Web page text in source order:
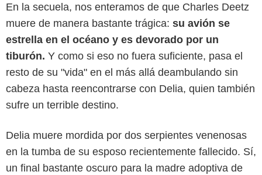
En la secuela, nos enteramos de que Charles Deetz
muere de manera bastante trágica: su avión se
estrella en el océano y es devorado por un
tiburón. Y como si eso no fuera suficiente, pasa el
resto de su "vida" en el más allá deambulando sin
cabeza hasta reencontrarse con Delia, quien también
sufre un terrible destino.
Delia muere mordida por dos serpientes venenosas
en la tumba de su esposo recientemente fallecido. Sí,
un final bastante oscuro para la madre adoptiva de